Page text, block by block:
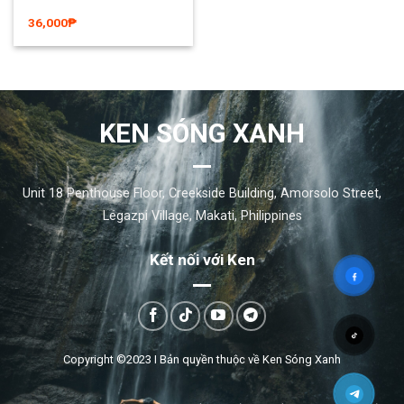
KEN SÓNG XANH
Unit 18 Penthouse Floor, Creekside Building, Amorsolo Street,
Legazpi Village, Makati, Philippines
Kết nối với Ken
Copyright ©2023 I Bản quyền thuộc về Ken Sóng Xanh